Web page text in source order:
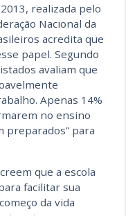
realizada pelo
Nacional da
acredita que
papel. Segundo
avaliam que
Apenas 14%
no ensino
preparados” para
que a escola
facilitar sua
da vida